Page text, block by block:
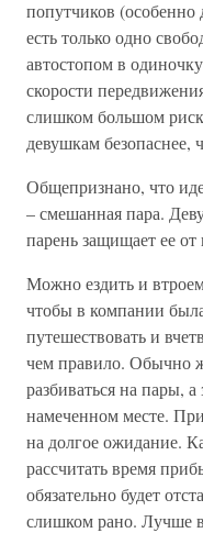
попутчиков
есть только одно
автостопом в
скорости
слишком большом
девушкам безопаснее,
Общепризнано, что
– смешанная пара.
парень защищает ее
Можно ездить и
чтобы в компании
путешествовать и
чем правило. Обычно
разбиваться на пары, а
намеченном месте.
на долгое ожидание.
рассчитать время
обязательно будет
слишком рано. Лучше